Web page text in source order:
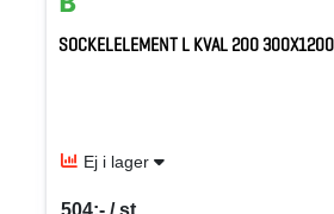
SOCKELELEMENT L KVAL 200
Ej i lager
504:- / st